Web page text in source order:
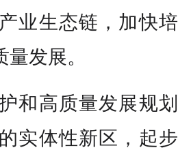
业生态链，加快培
发展。
和高质量发展规划
实体性新区，起步